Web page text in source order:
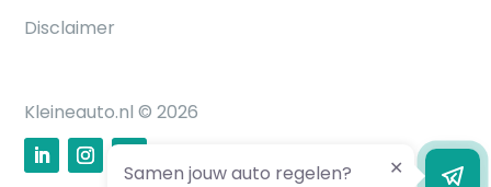
Disclaimer
Kleineauto.nl © 2026
Samen jouw auto regelen?